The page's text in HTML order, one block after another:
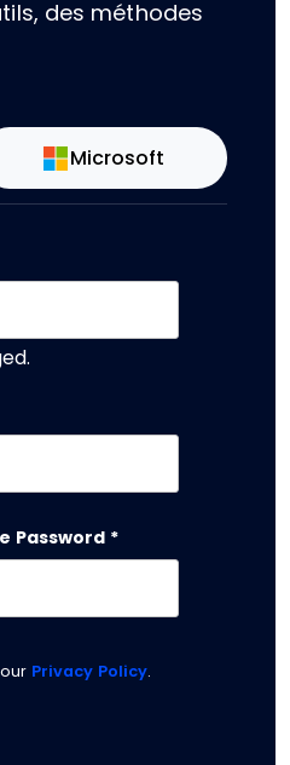
des méthodes
Microsoft
Password *
Privacy Policy.